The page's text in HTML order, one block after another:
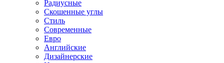
Радиусные
Скошенные углы
Стиль
Современные
Евро
Английские
Дизайнерские